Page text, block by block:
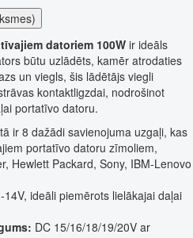
datoriem 100W ir ideāls
būtu uzlādēts, kamēr atrodaties
un viegls, šis lādētājs viegli
kontaktligzdai, nodrošinot
portatīvo datoru.
ir 8 dažādi savienojuma uzgaļi, kas
portatīvo datoru zīmoliem,
Hewlett Packard, Sony, IBM-Lenovo
14V, ideāli piemērots lielākajai daļai
DC 15/16/18/19/20V ar